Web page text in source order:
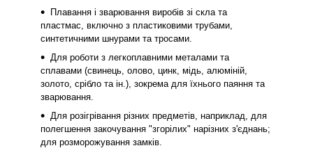
Плавання і зварювання виробів зі скла та
пластмас, включно з пластиковими трубами,
синтетичними шнурами та тросами.
Для роботи з легкоплавними металами та
сплавами (свинець, олово, цинк, мідь, алюміній,
золото, срібло та ін.), зокрема для їхнього паяння та
зварювання.
Для розігрівання різних предметів, наприклад, для
полегшення закочування "згорілих" нарізних з'єднань;
для розморожування замків.